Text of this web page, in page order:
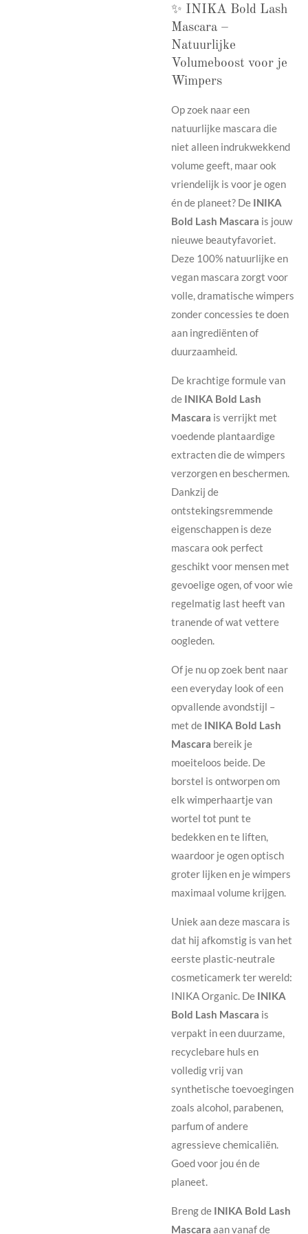
✨ INIKA Bold Lash
Mascara –
Natuurlijke
Volumeboost voor je
Wimpers
Op zoek naar een
natuurlijke mascara die
niet alleen indrukwekkend
volume geeft, maar ook
vriendelijk is voor je ogen
én de planeet? De INIKA
Bold Lash Mascara is jouw
nieuwe beautyfavoriet.
Deze 100% natuurlijke en
vegan mascara zorgt voor
volle, dramatische wimpers
zonder concessies te doen
aan ingrediënten of
duurzaamheid.
De krachtige formule van
de INIKA Bold Lash
Mascara is verrijkt met
voedende plantaardige
extracten die de wimpers
verzorgen en beschermen.
Dankzij de
ontstekingsremmende
eigenschappen is deze
mascara ook perfect
geschikt voor mensen met
gevoelige ogen, of voor wie
regelmatig last heeft van
tranende of wat vettere
oogleden.
Of je nu op zoek bent naar
een everyday look of een
opvallende avondstijl –
met de INIKA Bold Lash
Mascara bereik je
moeiteloos beide. De
borstel is ontworpen om
elk wimperhaartje van
wortel tot punt te
bedekken en te liften,
waardoor je ogen optisch
groter lijken en je wimpers
maximaal volume krijgen.
Uniek aan deze mascara is
dat hij afkomstig is van het
eerste plastic-neutrale
cosmeticamerk ter wereld:
INIKA Organic. De INIKA
Bold Lash Mascara is
verpakt in een duurzame,
recyclebare huls en
volledig vrij van
synthetische toevoegingen
zoals alcohol, parabenen,
parfum of andere
agressieve chemicaliën.
Goed voor jou én de
planeet.
Breng de INIKA Bold Lash
Mascara aan vanaf de